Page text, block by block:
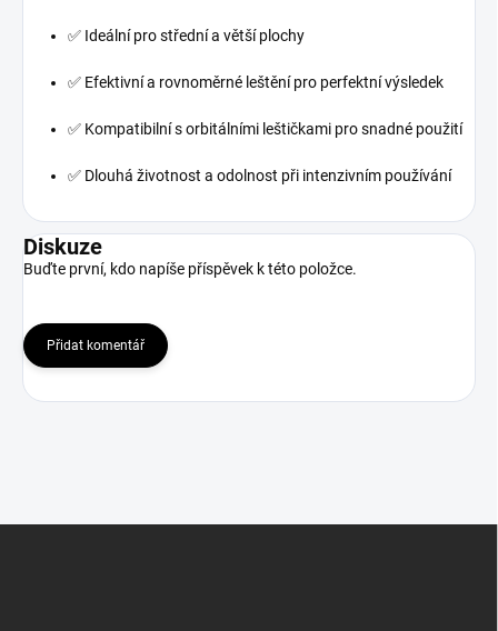
✅ Ideální pro střední a větší plochy
✅ Efektivní a rovnoměrné leštění pro perfektní výsledek
✅ Kompatibilní s orbitálními leštičkami pro snadné použití
✅ Dlouhá životnost a odolnost při intenzivním používání
Diskuze
Buďte první, kdo napíše příspěvek k této položce.
Přidat komentář